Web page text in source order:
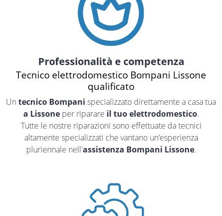
Professionalità e competenza
Tecnico elettrodomestico Bompani Lissone
qualificato
Un tecnico Bompani specializzato direttamente a casa tua
a Lissoneper riparare il tuo elettrodomestico.
Tutte le nostre riparazioni sono effettuate da tecnici
altamente specializzati che vantano un’esperienza
pluriennale nell'assistenza Bompani Lissone.